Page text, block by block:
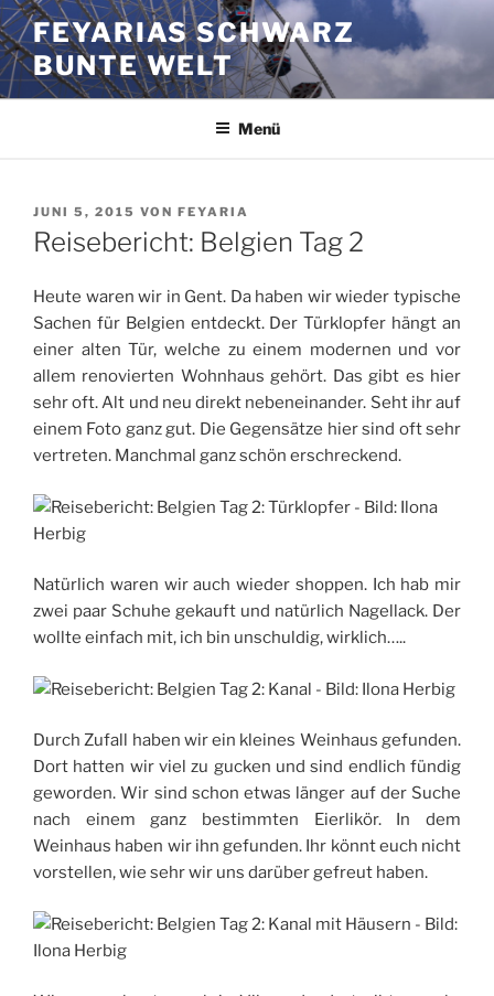
Zum
Inhalt
springen
FEYARIAS SCHWARZ
BUNTE WELT
Menü
VERÖFFENTLICHT
AM
JUNI 5, 2015 VON FEYARIA
Reisebericht: Belgien Tag 2
Heute waren wir in Gent. Da haben wir wieder typische
Sachen für Belgien entdeckt. Der Türklopfer hängt an
einer alten Tür, welche zu einem modernen und vor
allem renovierten Wohnhaus gehört. Das gibt es hier
sehr oft. Alt und neu direkt nebeneinander. Seht ihr auf
einem Foto ganz gut. Die Gegensätze hier sind oft sehr
vertreten. Manchmal ganz schön erschreckend.
Natürlich waren wir auch wieder shoppen. Ich hab mir
zwei paar Schuhe gekauft und natürlich Nagellack. Der
wollte einfach mit, ich bin unschuldig, wirklich…..
Durch Zufall haben wir ein kleines Weinhaus gefunden.
Dort hatten wir viel zu gucken und sind endlich fündig
geworden. Wir sind schon etwas länger auf der Suche
nach einem ganz bestimmten Eierlikör. In dem
Weinhaus haben wir ihn gefunden. Ihr könnt euch nicht
vorstellen, wie sehr wir uns darüber gefreut haben.